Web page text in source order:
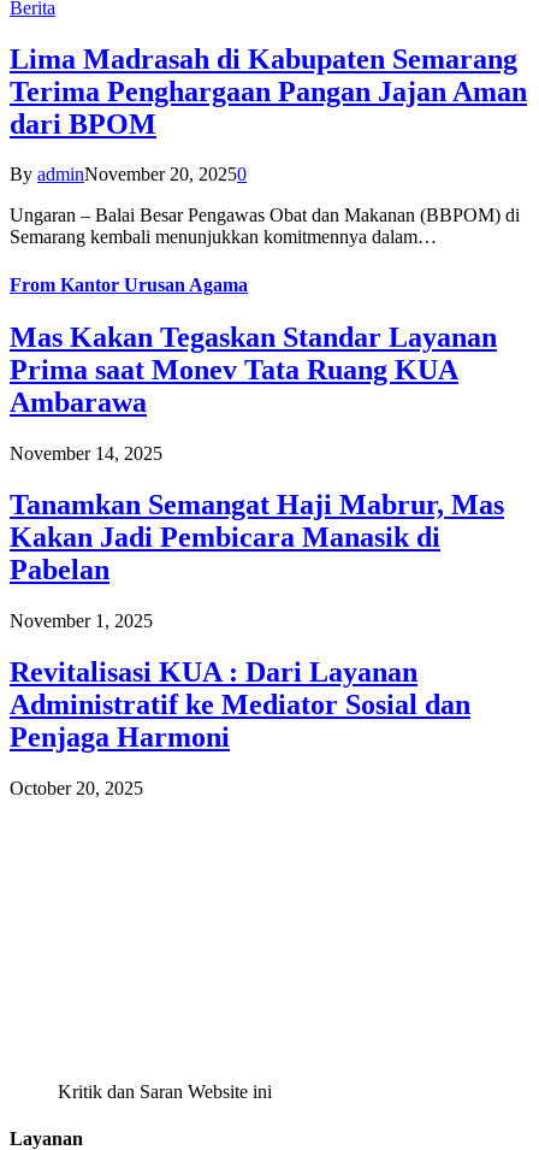
Berita
Lima Madrasah di Kabupaten Semarang
Terima Penghargaan Pangan Jajan Aman
dari BPOM
By adminNovember 20, 20250
Ungaran – Balai Besar Pengawas Obat dan Makanan (BBPOM) di
Semarang kembali menunjukkan komitmennya dalam…
From Kantor Urusan Agama
Mas Kakan Tegaskan Standar Layanan
Prima saat Monev Tata Ruang KUA
Ambarawa
November 14, 2025
Tanamkan Semangat Haji Mabrur, Mas
Kakan Jadi Pembicara Manasik di
Pabelan
November 1, 2025
Revitalisasi KUA : Dari Layanan
Administratif ke Mediator Sosial dan
Penjaga Harmoni
October 20, 2025
Kritik dan Saran Website ini
Layanan